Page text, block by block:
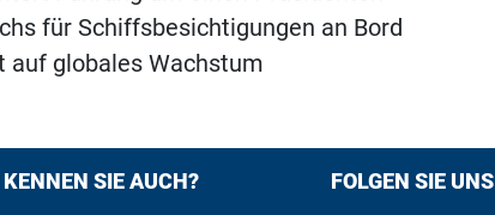
für Schiffsbesichtigungen an Bord
auf globales Wachstum
KENNEN SIE AUCH? FOLGEN SIE UNS